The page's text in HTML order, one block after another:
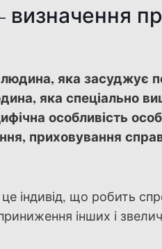
яка засуджує
яка спеціально
особливість
приховування
індивід, що робить
інших і